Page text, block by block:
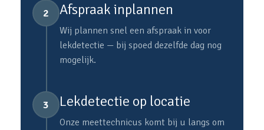
2 Afspraak inplannen
Wij plannen snel een afspraak in voor
lekdetectie — bij spoed dezelfde dag nog
mogelijk.
3 Lekdetectie op locatie
Onze meettechnicus komt bij u langs om